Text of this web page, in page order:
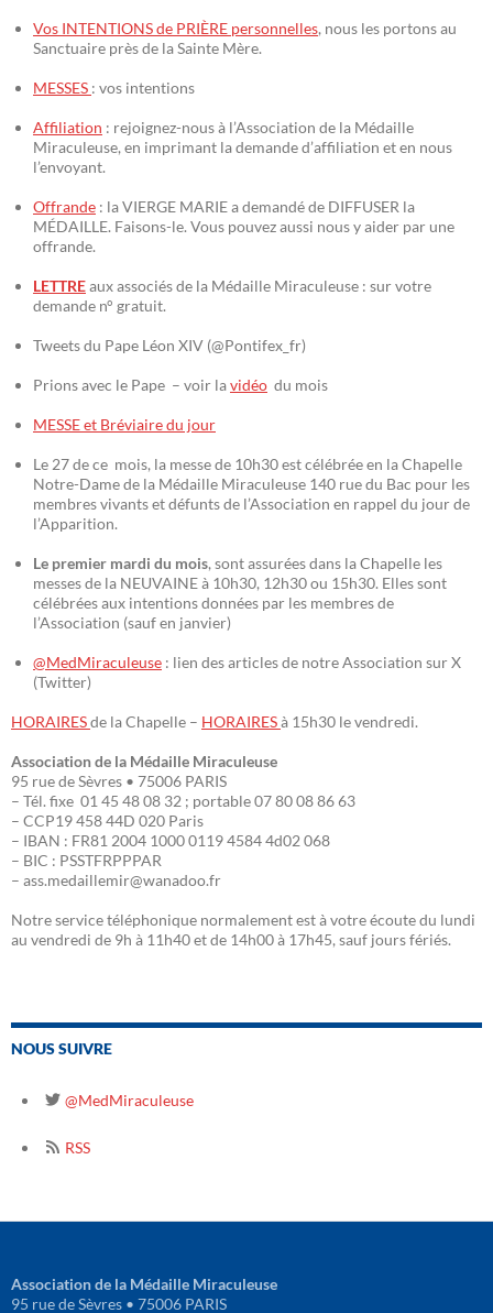
Vos INTENTIONS de PRIÈRE personnelles, nous les portons au
Sanctuaire près de la Sainte Mère.
MESSES : vos intentions
Affiliation : rejoignez-nous à l’Association de la Médaille
Miraculeuse, en imprimant la demande d’affiliation et en nous
l’envoyant.
Offrande : la VIERGE MARIE a demandé de DIFFUSER la
MÉDAILLE. Faisons-le. Vous pouvez aussi nous y aider par une
offrande.
LETTREaux associés de la Médaille Miraculeuse : sur votre
demande n° gratuit.
Tweets du Pape Léon XIV (@Pontifex_fr)
Prions avec le Pape – voir lavidéo du mois
MESSE et Bréviaire du jour
Le 27 de ce mois, la messe de 10h30 est célébrée en la Chapelle
Notre-Dame de la Médaille Miraculeuse 140 rue du Bac pour les
membres vivants et défunts de l’Association en rappel du jour de
l’Apparition.
Le premier mardi du mois, sont assurées dans la Chapelle les
messes de la NEUVAINE à 10h30, 12h30 ou 15h30. Elles sont
célébrées aux intentions données par les membres de
l’Association (sauf en janvier)
@MedMiraculeuse : lien des articles de notre Association sur X
(Twitter)
HORAIRESde la Chapelle – HORAIRESà 15h30 le vendredi.
Association de la Médaille Miraculeuse
95 rue de Sèvres • 75006 PARIS
– Tél. fixe 01 45 48 08 32 ; portable 07 80 08 86 63
– CCP19 458 44D 020 Paris
– IBAN : FR81 2004 1000 0119 4584 4d02 068
– BIC : PSSTFRPPPAR
– ass.medaillemir@wanadoo.fr
Notre service téléphonique normalement est à votre écoute du lundi
au vendredi de 9h à 11h40 et de 14h00 à 17h45, sauf jours fériés.
NOUS SUIVRE
@MedMiraculeuse
RSS
Association de la Médaille Miraculeuse
95 rue de Sèvres • 75006 PARIS